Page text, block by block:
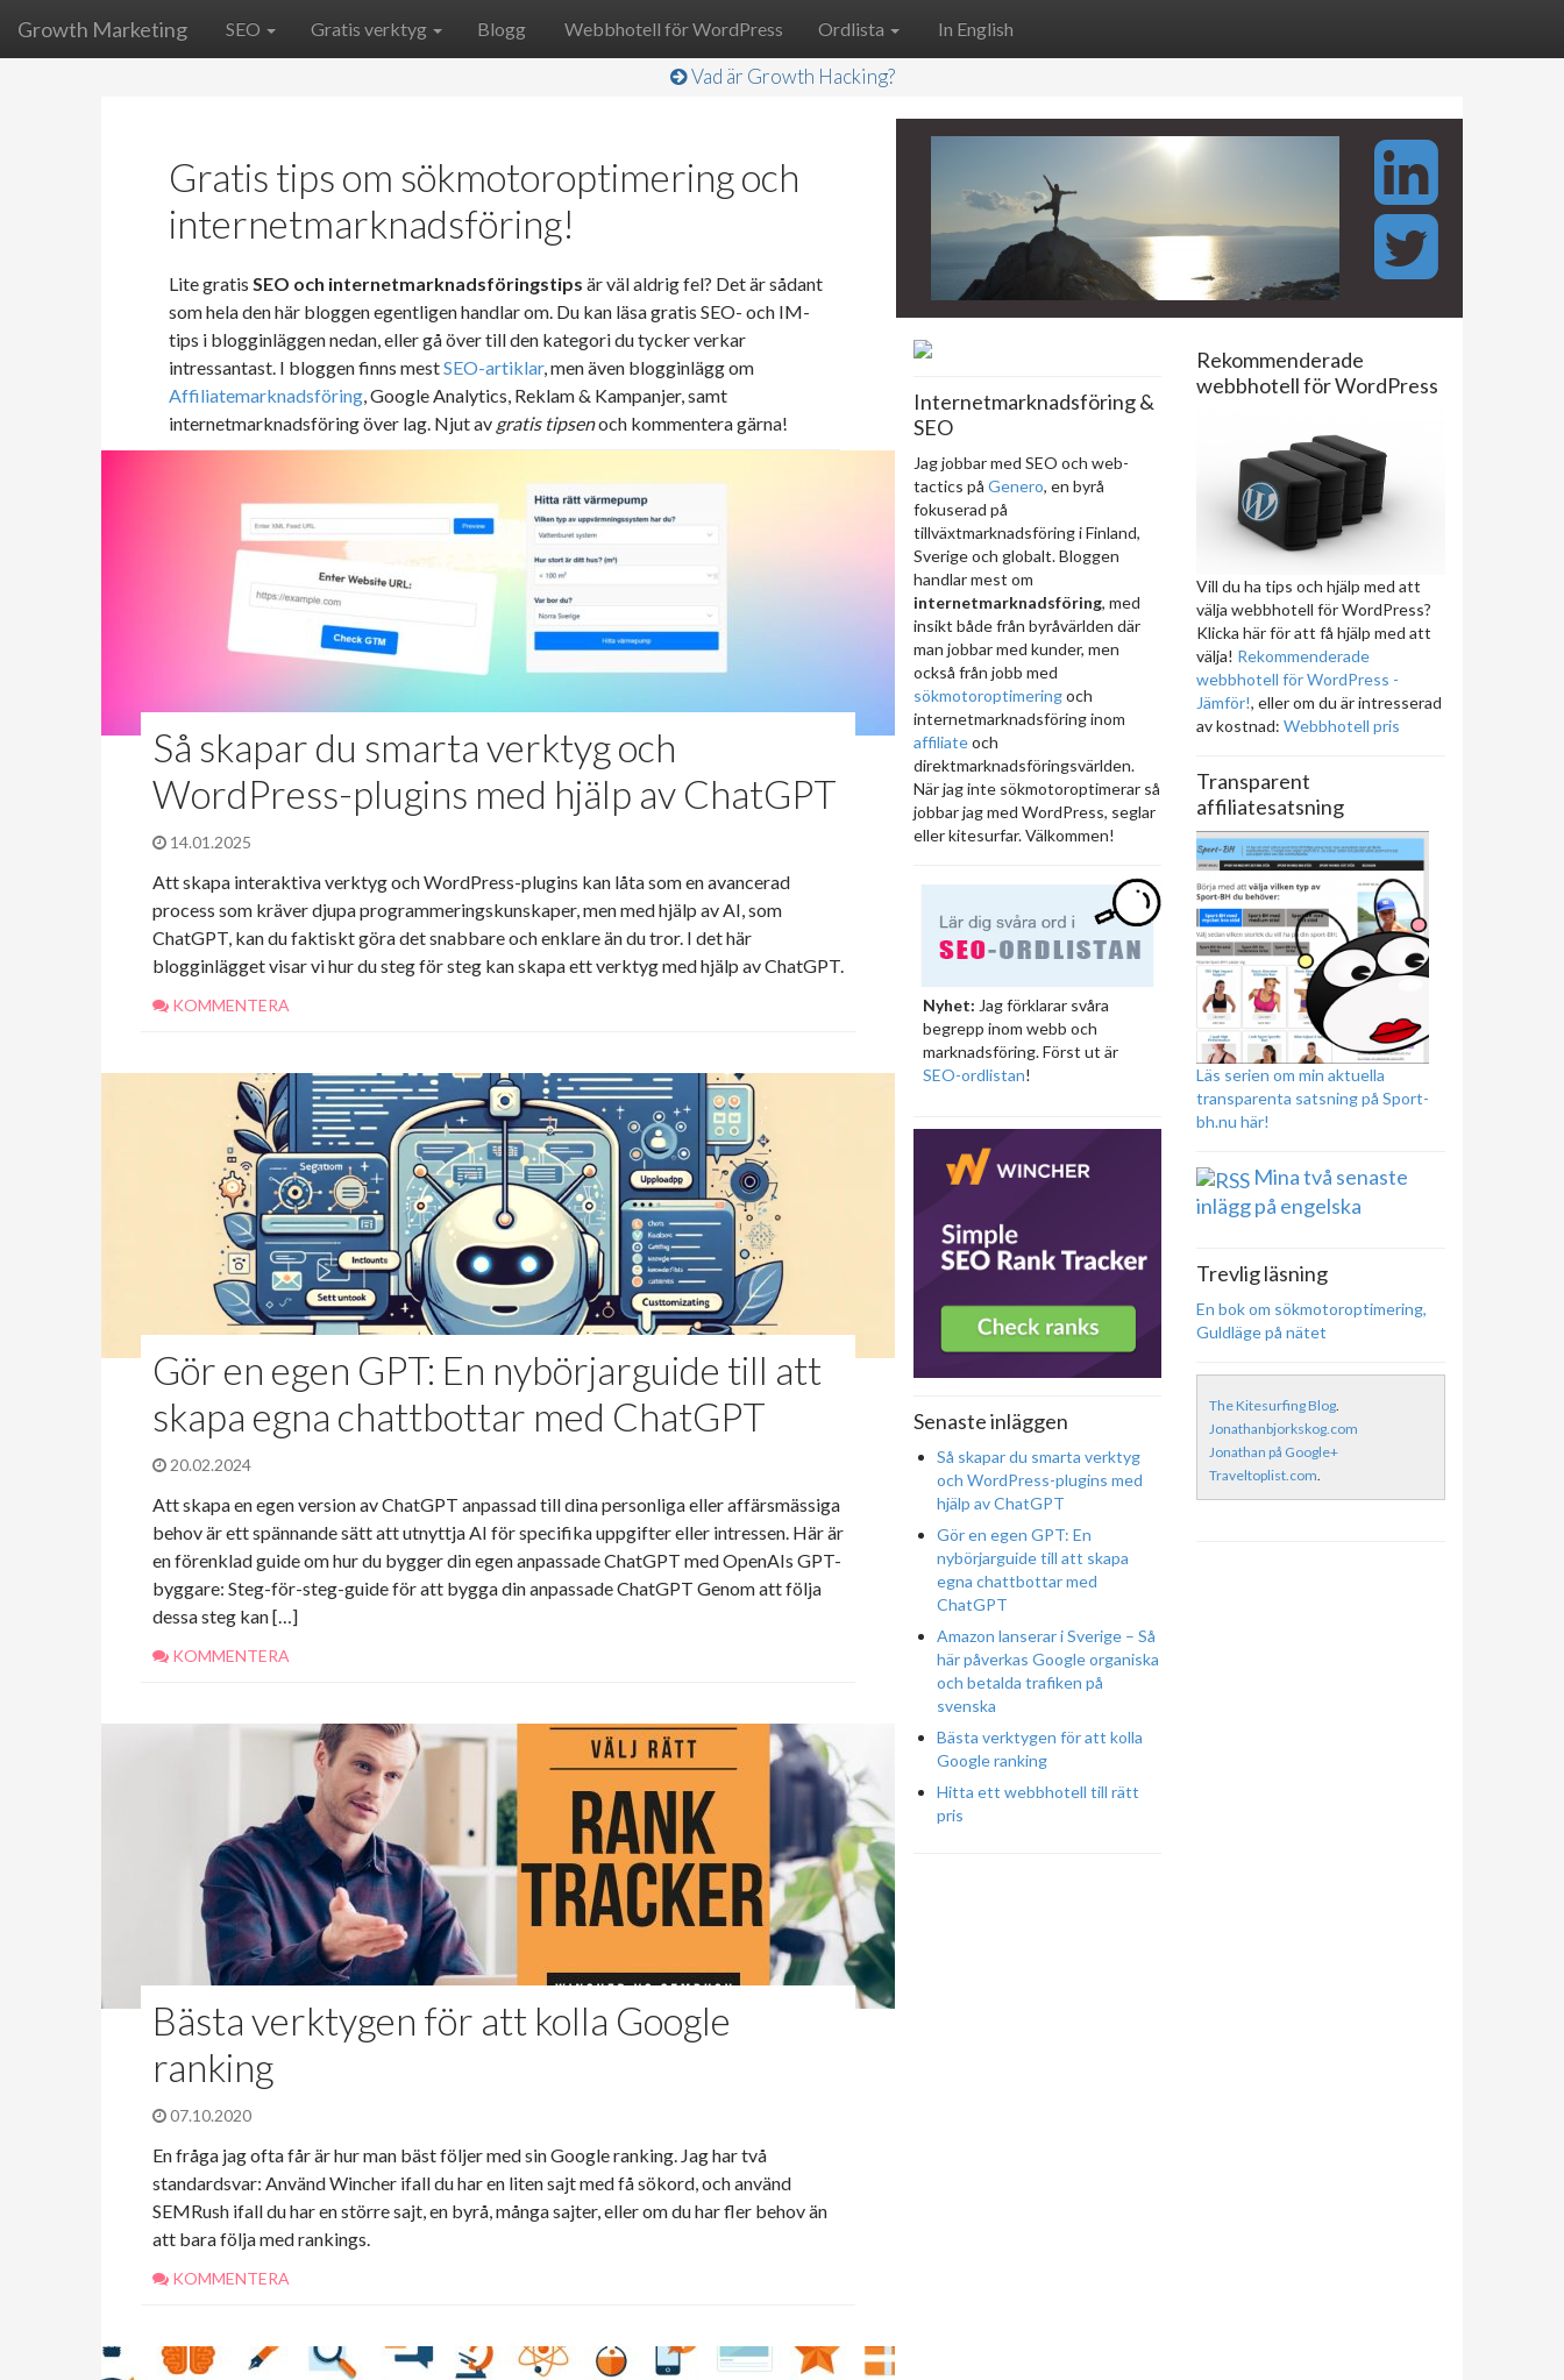
Growth Marketing SEO Gratis verktyg Blogg Webbhotell för WordPress Ordlista In English
Vad är Growth Hacking?
Gratis tips om sökmotoroptimering och
internetmarknadsföring!
Lite gratis SEO och internetmarknadsföringstips är väl aldrig fel? Det är sådant
som hela den här bloggen egentligen handlar om. Du kan läsa gratis SEO- och IM-
tips i blogginläggen nedan, eller gå över till den kategori du tycker verkar
intressantast. I bloggen finns mestSEO-artiklar, men även blogginlägg om
Affiliatemarknadsföring, Google Analytics, Reklam & Kampanjer, samt
internetmarknadsföring över lag. Njut av gratis tipsenoch kommentera gärna!
Så skapar du smarta verktyg och
WordPress-plugins med hjälp av ChatGPT
14.01.2025
Att skapa interaktiva verktyg och WordPress-plugins kan låta som en avancerad
process som kräver djupa programmeringskunskaper, men med hjälp av AI, som
ChatGPT, kan du faktiskt göra det snabbare och enklare än du tror. I det här
blogginlägget visar vi hur du steg för steg kan skapa ett verktyg med hjälp av ChatGPT.
KOMMENTERA
Gör en egen GPT: En nybörjarguide till att
skapa egna chattbottar med ChatGPT
20.02.2024
Att skapa en egen version av ChatGPT anpassad till dina personliga eller affärsmässiga
behov är ett spännande sätt att utnyttja AI för specifika uppgifter eller intressen. Här är
en förenklad guide om hur du bygger din egen anpassade ChatGPT med OpenAIs GPT-
byggare: Steg-för-steg-guide för att bygga din anpassade ChatGPT Genom att följa
dessa steg kan […]
KOMMENTERA
Bästa verktygen för att kolla Google
ranking
07.10.2020
En fråga jag ofta får är hur man bäst följer med sin Google ranking. Jag har två
standardsvar: Använd Wincher ifall du har en liten sajt med få sökord, och använd
SEMRush ifall du har en större sajt, en byrå, många sajter, eller om du har fler behov än
att bara följa med rankings.
KOMMENTERA
Internetmarknadsföring &
SEO
Jag jobbar med SEO och web-
tactics på Genero, en byrå
fokuserad på
tillväxtmarknadsföring i Finland,
Sverige och globalt. Bloggen
handlar mest om
internetmarknadsföring, med
insikt både från byråvärlden där
man jobbar med kunder, men
också från jobb med
sökmotoroptimeringoch
internetmarknadsföring inom
affiliateoch
direktmarknadsföringsvärlden.
När jag inte sökmotoroptimerar så
jobbar jag med WordPress, seglar
eller kitesurfar. Välkommen!
Nyhet: Jag förklarar svåra
begrepp inom webb och
marknadsföring. Först ut är
SEO-ordlistan!
Senaste inläggen
Så skapar du smarta verktyg
och WordPress-plugins med
hjälp av ChatGPT
Gör en egen GPT: En
nybörjarguide till att skapa
egna chattbottar med
ChatGPT
Amazon lanserar i Sverige – Så
här påverkas Google organiska
och betalda trafiken på
svenska
Bästa verktygen för att kolla
Google ranking
Hitta ett webbhotell till rätt
pris
Rekommenderade
webbhotell för WordPress
Vill du ha tips och hjälp med att
välja webbhotell för WordPress?
Klicka här för att få hjälp med att
välja! Rekommenderade
webbhotell för WordPress -
Jämför!, eller om du är intresserad
av kostnad:Webbhotell pris
Transparent
affiliatesatsning
Läs serien om min aktuella
transparenta satsning på Sport-
bh.nu här!
Mina två senaste
inlägg på engelska
Trevlig läsning
En bok om sökmotoroptimering,
Guldläge på nätet
The Kitesurfing Blog
Jonathanbjorkskog.com
Jonathan på Google+
Traveltoplist.com